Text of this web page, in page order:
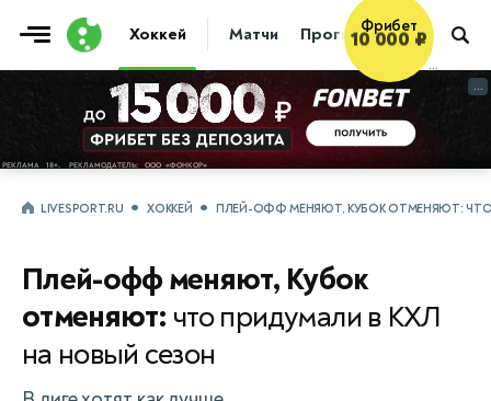
Хоккей Матчи ПрогнозыФрибет
10 000 ₽
...
...
LIVESPORT.RU ХОККЕЙ ПЛЕЙ-ОФФ МЕНЯЮТ, КУБОК ОТМЕНЯЮТ:
Плей-офф меняют, Кубок
отменяют: что придумали в КХЛ
на новый сезон